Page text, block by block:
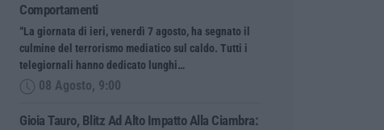
Comportamenti
“La giornata di ieri, venerdì 7 agosto, ha segnato il
culmine del terrorismo mediatico sul caldo. Tutti i
telegiornali hanno dedicato lunghi…
08 Agosto, 9:00
Gioia Tauro, Blitz Ad Alto Impatto Alla Ciambra: